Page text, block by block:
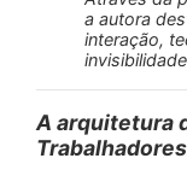
a autora
interação,
A arquitetura